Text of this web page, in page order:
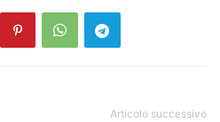
Articolo successivo